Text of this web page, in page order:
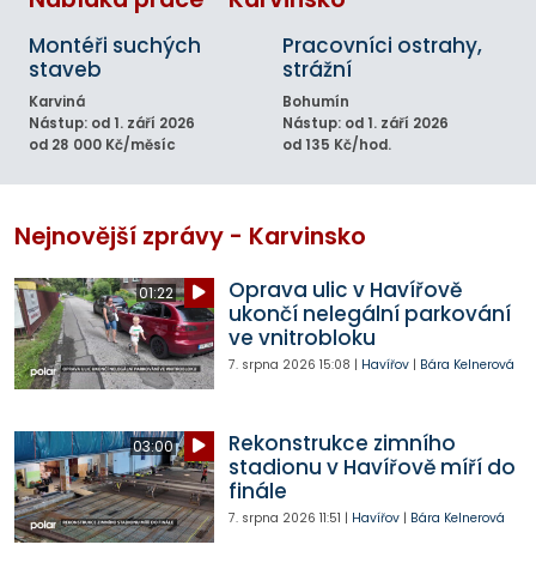
Montéři suchých
staveb
Karviná
Nástup: od 1. září 2026
od 28 000 Kč/měsíc
Pracovníci ostrahy,
strážní
Bohumín
Nástup: od 1. září 2026
od 135 Kč/hod.
Nejnovější zprávy - Karvinsko
01:22
Oprava ulic v Havířově
ukončí nelegální parkování
ve vnitrobloku
7. srpna 2026 15:08 | Havířov| Bára Kelnerová
03:00
Rekonstrukce zimního
stadionu v Havířově míří do
finále
7. srpna 2026 11:51 | Havířov| Bára Kelnerová